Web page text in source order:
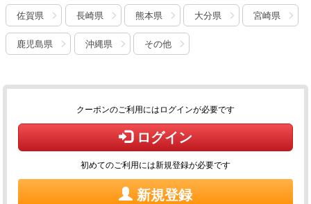
佐賀県 長崎県 熊本県 大分県 宮崎県
鹿児島県 沖縄県 その他
クーポンのご利用にはログインが必要です
ログイン
初めてのご利用には新規登録が必要です
新規登録